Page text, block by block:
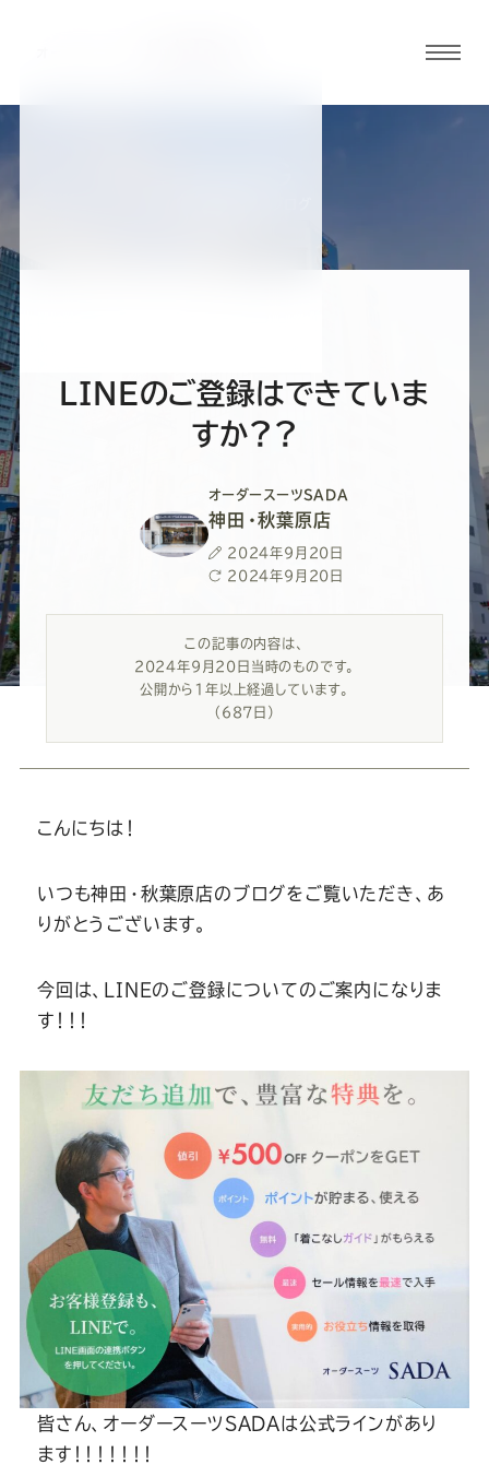
ー
SADA
式
Youtube
ス
ー
ツ
SADA
式
Facebook
ー
ダ
ー
ス
ー
ツ
SADA
式
Twitter
ダ
ー
ス
ー
ツ
SADA
Instagram
ー
ー
ス
ー
ツ
SADA
LINE
LINEのご登録はできていま
すか？？
オーダースーツSADA
神田・秋葉原店
投
稿
2024年9月20日
最
新
日
2024年9月20日
この記事の内容は、
2024年9月20日当時のものです。
公開から1年以上経過しています。
（687日）
こんにちは！
いつも神田・秋葉原店のブログをご覧いただき、あ
りがとうございます。
今回は、LINEのご登録についてのご案内になりま
す！！！
皆さん、オーダースーツSADAは公式ラインがあり
ます！！！！！！！